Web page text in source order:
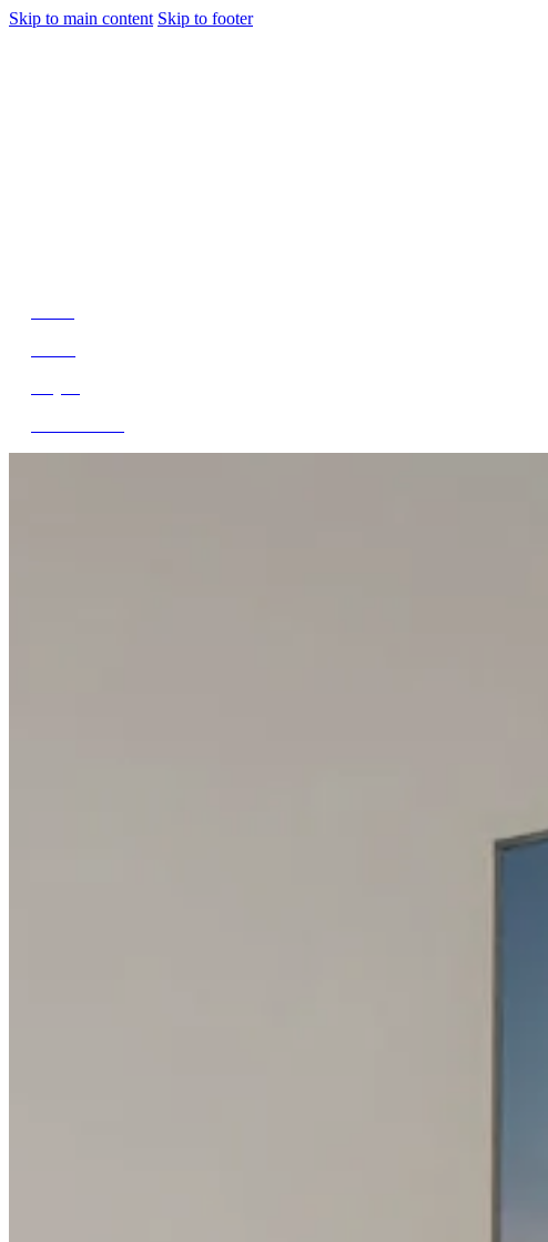
Skip to main content Skip to footer